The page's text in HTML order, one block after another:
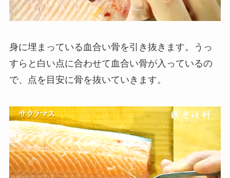
身に埋まっている血合い骨を引き抜きます。うっ
すらと白い点に合わせて血合い骨が入っているの
で、点を目安に骨を抜いていきます。